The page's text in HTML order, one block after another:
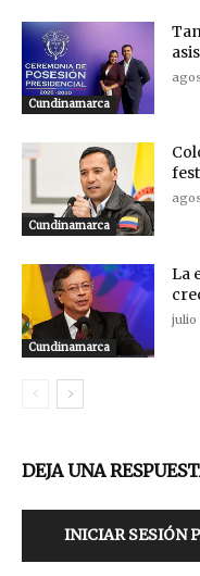
Cundinamarca
Cundinamarca
Cundinamarca
La
julio
DEJA UNA
INICIAR SESIÓN